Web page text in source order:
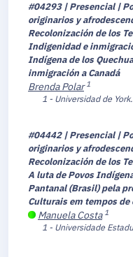
#04293 | Presencial |
originarios y
Recolonización de los
Indigenidad e
Indígena de los
inmigración a Canadá
Brenda Polar 1
1 - Universidad de York.
#04442 | Presencial |
originarios y
Recolonización de los
A luta de Povos
Pantanal (Brasil) pela
Culturais em tempos de
Manuela Costa 1
1 - Universidade